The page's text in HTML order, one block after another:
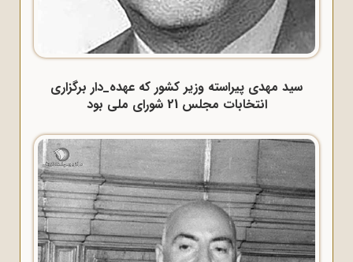
سید مهدی پیراسته وزیر کشور که عهده_دار برگزاری
انتخابات مجلس 21 شورای ملی بود